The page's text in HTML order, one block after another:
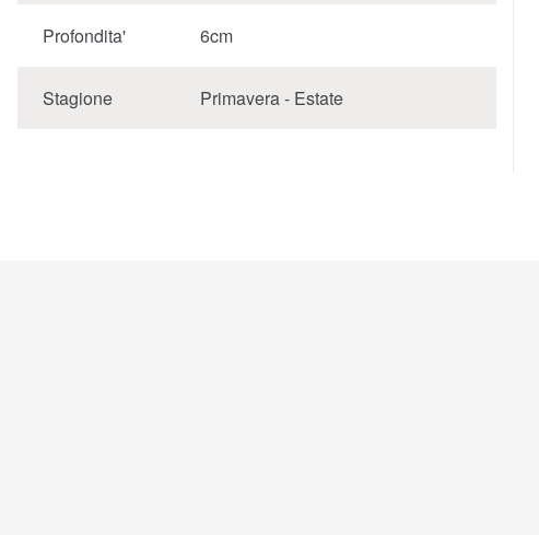
Profondita' 6cm
Stagione Primavera - Estate